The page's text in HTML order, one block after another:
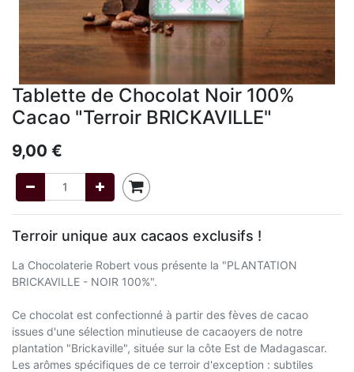
Tablette de Chocolat Noir 100%
Cacao "Terroir BRICKAVILLE"
9,00 €
Terroir unique aux cacaos exclusifs !
La Chocolaterie Robert vous présente la "PLANTATION
BRICKAVILLE - NOIR 100%".
Ce chocolat est confectionné à partir des fèves de cacao
issues d'une sélection minutieuse de cacaoyers de notre
plantation "Brickaville", située sur la côte Est de Madagascar.
Les arômes spécifiques de ce terroir d'exception : subtiles